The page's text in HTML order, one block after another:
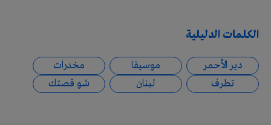
الكلمات الدليلية
دير الأحمر موسيقا
مخدرات
تطرف
لبنان شو قصتك